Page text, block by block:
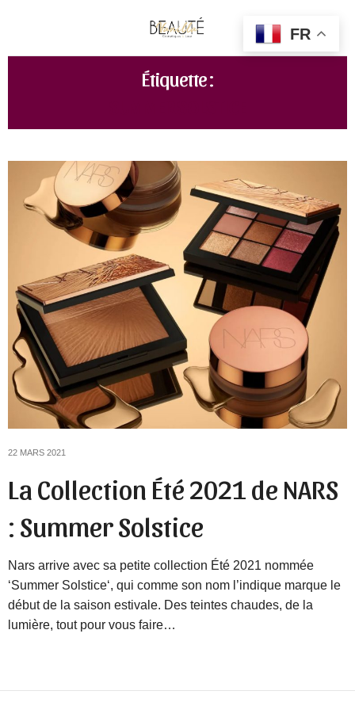
Étiquette :
22 MARS 2021
La Collection Été 2021 de NARS
: Summer Solstice
Nars arrive avec sa petite collection Été 2021 nommée
‘Summer Solstice‘, qui comme son nom l’indique marque le
début de la saison estivale. Des teintes chaudes, de la
lumière, tout pour vous faire…
FR